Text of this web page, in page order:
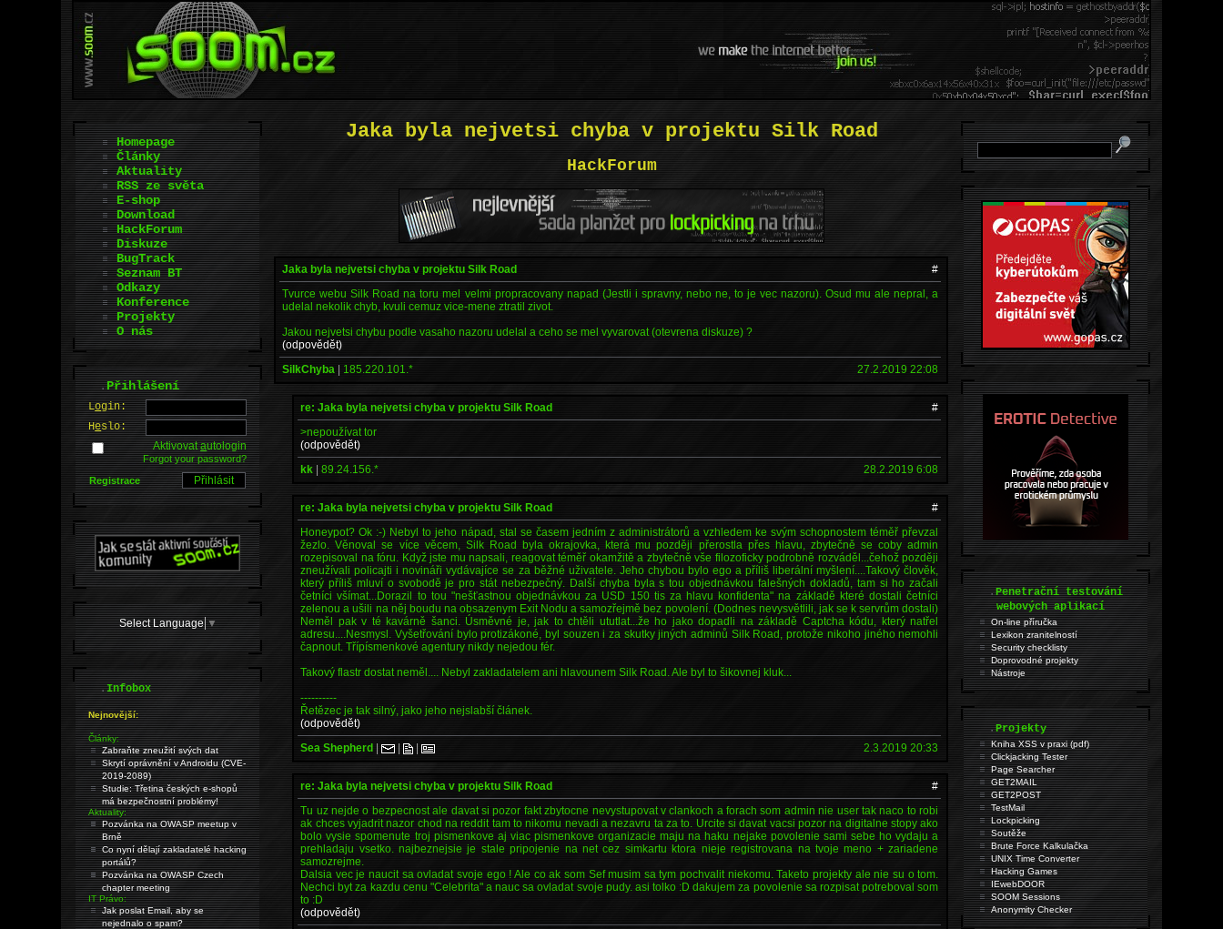
Jaka byla nejvetsi chyba v projektu Silk Road
HackForum
Jaka byla nejvetsi chyba v projektu Silk Road
#
Tvurce webu Silk Road na toru mel velmi propracovany napad (Jestli i spravny, nebo ne, to je vec nazoru). Osud mu ale nepral, a
udelal nekolik chyb, kvuli cemuz vice-mene ztratil zivot.
Jakou nejvetsi chybu podle vasaho nazoru udelal a ceho se mel vyvarovat (otevrena diskuze) ?
(odpovědět)
SilkChyba | 185.220.101.* 27.2.2019 22:08
re: Jaka byla nejvetsi chyba v projektu Silk Road
#
>nepoužívat tor
(odpovědět)
kk |89.24.156.* 28.2.2019 6:08
re: Jaka byla nejvetsi chyba v projektu Silk Road
#
Honeypot? Ok :-) Nebyl to jeho nápad, stal se časem jedním z administrátorů a vzhledem ke svým schopnostem téměř převzal
žezlo. Věnoval se více věcem, Silk Road byla okrajovka, která mu později přerostla přes hlavu, zbytečně se coby admin
rozepisoval na fóru. Když jste mu napsali, reagovat téměř okamžitě a zbytečně vše filozoficky podrobně rozváděl...čehož později
zneužívali policajti i novináři vydávajíce se za běžné uživatele. Jeho chybou bylo ego a příliš liberální myšlení....Takový člověk,
který příliš mluví o svobodě je pro stát nebezpečný. Další chyba byla s tou objednávkou falešných dokladů, tam si ho začali
četníci všímat...Dorazil to tou "nešťastnou objednávkou za USD 150 tis za hlavu konfidenta" na základě které dostali četníci
zelenou a ušili na něj boudu na obsazenym Exit Nodu a samozřejmě bez povolení. (Dodnes nevysvětlili, jak se k servrům dostali)
Neměl pak v té kavárně šanci. Úsměvné je, jak to chtěli ututlat...že ho jako dopadli na základě Captcha kódu, který natřel
adresu....Nesmysl. Vyšetřování bylo protizákoné, byl souzen i za skutky jiných adminů Silk Road, protože nikoho jiného nemohli
čapnout. Třípísmenkové agentury nikdy nejedou fér.
Takový flastr dostat neměl.... Nebyl zakladatelem ani hlavounem Silk Road. Ale byl to šikovnej kluk...
----------
Řetězec je tak silný, jako jeho nejslabší článek.
(odpovědět)
Sea Shepherd | | | 2.3.2019 20:33
re: Jaka byla nejvetsi chyba v projektu Silk Road
#
Tu uz nejde o bezpecnost ale davat si pozor fakt zbytocne nevystupovat v clankoch a forach som admin nie user tak naco to robi
ak chces vyjadrit nazor chod na reddit tam to nikomu nevadi a nezavru ta za to. Urcite si davat vacsi pozor na digitalne stopy ako
bolo vysie spomenute troj pismenkove aj viac pismenkove organizacie maju na haku nejake povolenie sami sebe ho vydaju a
prehladaju vsetko. najbeznejsie je stale pripojenie na net cez simkartu ktora nieje registrovana na tvoje meno + zariadene
samozrejme.
Dalsia vec je naucit sa ovladat svoje ego ! Ale co ak som Sef musim sa tym pochvalit niekomu. Taketo projekty ale nie su o tom.
Nechci byt za kazdu cenu "Celebrita" a nauc sa ovladat svoje pudy. asi tolko :D dakujem za povolenie sa rozpisat potreboval som
to :D
(odpovědět)
Homepage
Články
Aktuality
RSS ze světa
E-shop
Download
HackForum
Diskuze
BugTrack
Seznam BT
Odkazy
Konference
Projekty
O nás
.Přihlášení
Login:
Heslo:
Aktivovatautologin
Forgot your password?
Registrace
Select Language ▼
.Infobox
Nejnovější:
Články:
Zabraňte zneužití svých dat
Skrytí oprávnění v Androidu (CVE-
2019-2089)
Studie: Třetina českých e-shopů
má bezpečnostní problémy!
Aktuality:
Pozvánka na OWASP meetup v
Brně
Co nyní dělají zakladatelé hacking
portálů?
Pozvánka na OWASP Czech
chapter meeting
IT Právo:
Jak poslat Email, aby se
nejednalo o spam?
.Penetrační testování
webových aplikací
On-line příručka
Lexikon zranitelností
Security checklisty
Doprovodné projekty
Nástroje
.Projekty
Kniha XSS v praxi (pdf)
Clickjacking Tester
Page Searcher
GET2MAIL
GET2POST
TestMail
Lockpicking
Soutěže
Brute Force Kalkulačka
UNIX Time Converter
Hacking Games
IEwebDOOR
SOOM Sessions
Anonymity Checker